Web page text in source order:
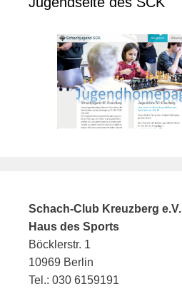
Schach-Club Kreuzberg e.V.
Haus des Sports
Böcklerstr. 1
10969 Berlin
Tel.: 030 6159191